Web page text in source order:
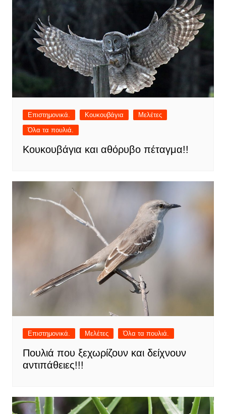
Επιστημονικά. Κουκουβάγια
Μελέτες
Όλα τα πουλιά.
Κουκουβάγια και αθόρυβο πέταγμα!!
Επιστημονικά. Μελέτες Όλα τα πουλιά.
Πουλιά που ξεχωρίζουν και δείχνουν
αντιπάθειες!!!